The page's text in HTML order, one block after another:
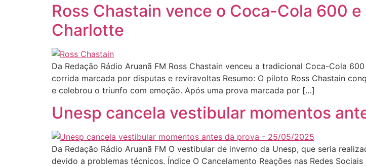
Ross Chastain vence o Coca-Cola 600
Charlotte
Da Redação Rádio Aruanã FM Ross Chastain venceu a tradicional Coca-Cola
corrida marcada por disputas e reviravoltas Resumo: O piloto Ross Chastain
e celebrou o triunfo com emoção. Após uma prova marcada por […]
Unesp cancela vestibular momentos
Da Redação Rádio Aruanã FM O vestibular de inverno da Unesp, que seria
devido a problemas técnicos. Índice O Cancelamento Reações nas Redes